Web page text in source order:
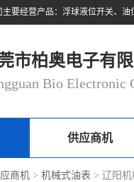
市柏奥电子有
Bio Electronic
供应商机
商机 > 机械式油表 > 辽阳